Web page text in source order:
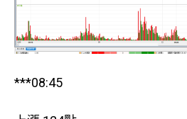
***08:45